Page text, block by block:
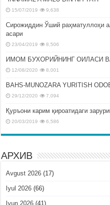
15/07/2019 9,638
Сирожиддин Ўший раҳматуллоҳи
асари
23/04/2019 8,506
ИМОМ БУХОРИЙНИНГ ОИЛАСИ
12/08/2020 8,001
BAHS-MUNOZARA YURITISH
29/12/2020 7,094
Қуръони карим қироатидаги
20/03/2019 6,586
АРХИВ
Avgust 2026 (17)
Iyul 2026 (66)
Iyun 2026 (41)